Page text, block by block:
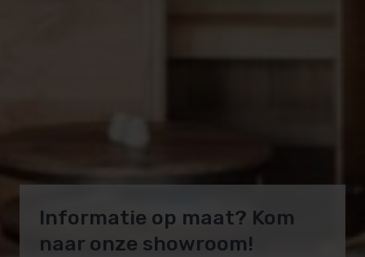
Informatie op maat? Kom
naar onze showroom!